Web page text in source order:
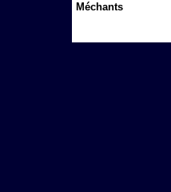
Méchants